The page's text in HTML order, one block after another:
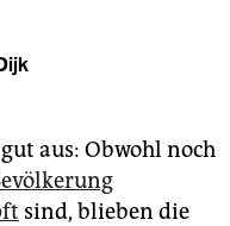
aus: Obwohl noch
sind, blieben die